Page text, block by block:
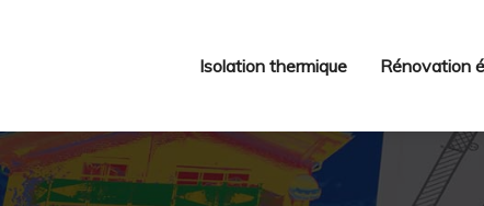
Isolation thermique Rénovation